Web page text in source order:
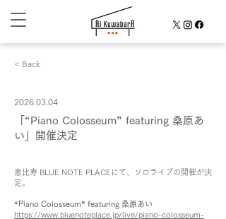
< Back
2026.03.04
「“Piano Colosseum” featuring 桑原あ
い」開催決定
恵比寿 BLUE NOTE PLACEにて、ソロライブの開催が決
定。
“Piano Colosseum” featuring 桑原あい
https://www.bluenoteplace.jp/live/piano-colosseum-